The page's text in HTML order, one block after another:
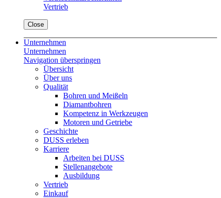
Vertrieb
Close
Unternehmen
Unternehmen
Navigation überspringen
Übersicht
Über uns
Qualität
Bohren und Meißeln
Diamantbohren
Kompetenz in Werkzeugen
Motoren und Getriebe
Geschichte
DUSS erleben
Karriere
Arbeiten bei DUSS
Stellenangebote
Ausbildung
Vertrieb
Einkauf